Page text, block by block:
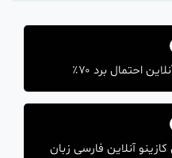
احتمال برد ۷۰٪
آنلاین فارسی زبان